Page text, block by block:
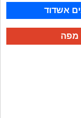
אשדוד
מפה